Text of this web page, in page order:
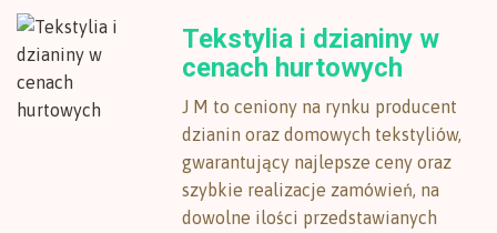
Tekstylia i dzianiny w
cenach hurtowych
J M to ceniony na rynku producent
dzianin oraz domowych tekstyliów,
gwarantujący najlepsze ceny oraz
szybkie realizacje zamówień, na
dowolne ilości przedstawianych